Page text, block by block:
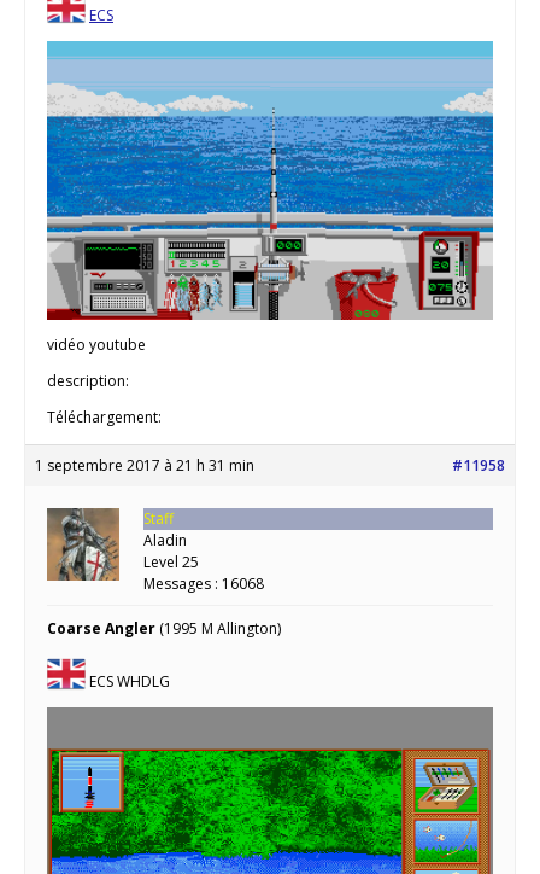
ECS
vidéo youtube
description:
Téléchargement:
1 septembre 2017 à 21 h 31 min #11958
Staff
Aladin
Level 25
Messages : 16068
Coarse Angler (1995 M Allington)
ECS WHDLG